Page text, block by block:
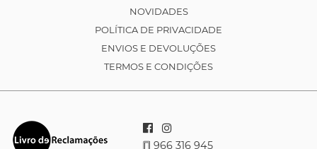
NOVIDADES
POLÍTICA DE PRIVACIDADE
ENVIOS E DEVOLUÇÕES
TERMOS E CONDIÇÕES
966 316 945